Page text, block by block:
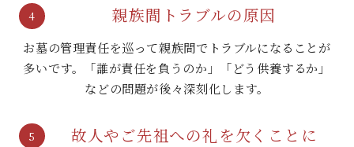
4 親族間トラブルの原因
お墓の管理責任を巡って親族間でトラブルになることが
多いです。「誰が責任を負うのか」「どう供養するか」
などの問題が後々深刻化します。
5 故人やご先祖への礼を欠くことに